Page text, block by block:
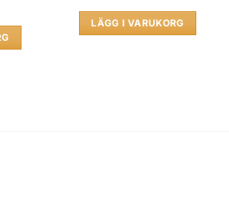
LÄGG I VARUKORG